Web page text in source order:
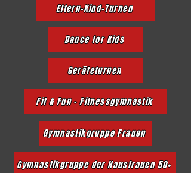
Eltern-Kind-Turnen
Dance for Kids
Geräteturnen
Fit & Fun - Fitnessgymnastik
Gymnastikgruppe Frauen
Gymnastikgruppe der Hausfrauen 50+